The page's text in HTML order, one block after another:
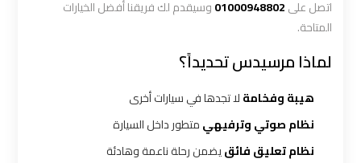
اتصل على01000948802وسيقدم لك فريقنا أفضل الخيارات
المتاحة.
لماذا مرسيدس تحديداً؟
هيبة وفخامةلا تجدها في سيارات أخرى
نظام صوتي وترفيهيمتطور داخل السيارة
نظام تعليق فائقيضمن رحلة ناعمة وهادئة